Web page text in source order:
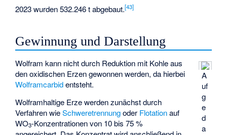
2023 wurden 532.246 t abgebaut.[43]
Gewinnung und Darstellung
A
uf
g
e
d
a
Wolfram kann nicht durch Reduktion mit Kohle aus
den oxidischen Erzen gewonnen werden, da hierbei
Wolframcarbidentsteht.
Wolframhaltige Erze werden zunächst durch
Verfahren wieSchweretrennungoder Flotationauf
WO3-Konzentrationen von 10 bis 75 %